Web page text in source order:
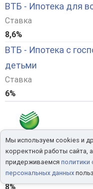
ВТБ - Ипотека для
Ставка
8,6%
ВТБ - Ипотека с
детьми
Ставка
6%
Сбербанк - ипотека
Ставка
8%
Мы используем cookies и
корректной работы сайта,
придерживаемся политики
персональных данных